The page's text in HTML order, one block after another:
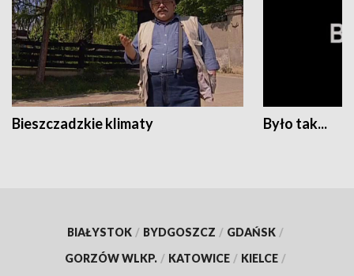
Bieszczadzkie klimaty Było tak...
BIAŁYSTOK / BYDGOSZCZ / GDAŃSK /
GORZÓW WLKP. / KATOWICE / KIELCE /